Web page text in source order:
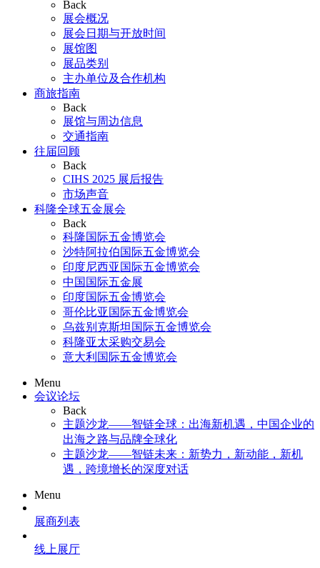
Back
展会概况
展会日期与开放时间
展馆图
展品类别
主办单位及合作机构
商旅指南
Back
展馆与周边信息
交通指南
往届回顾
Back
CIHS 2025 展后报告
市场声音
科隆全球五金展会
Back
科隆国际五金博览会
沙特阿拉伯国际五金博览会
印度尼西亚国际五金博览会
中国国际五金展
印度国际五金博览会
哥伦比亚国际五金博览会
乌兹别克斯坦国际五金博览会
科隆亚太采购交易会
意大利国际五金博览会
Menu
会议论坛
Back
主题沙龙——智链全球：出海新机遇，中国企业的
出海之路与品牌全球化
主题沙龙——智链未来：新势力，新动能，新机
遇，跨境增长的深度对话
Menu
展商列表
线上展厅